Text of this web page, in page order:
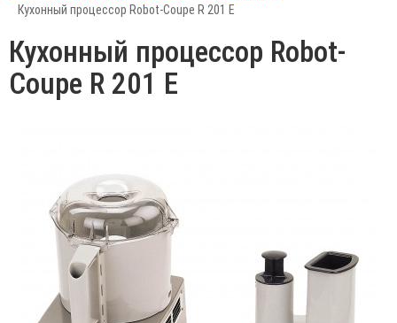
Кухонный процессор Robot-Coupe R 201 E
Кухонный процессор Robot-
Coupe R 201 E